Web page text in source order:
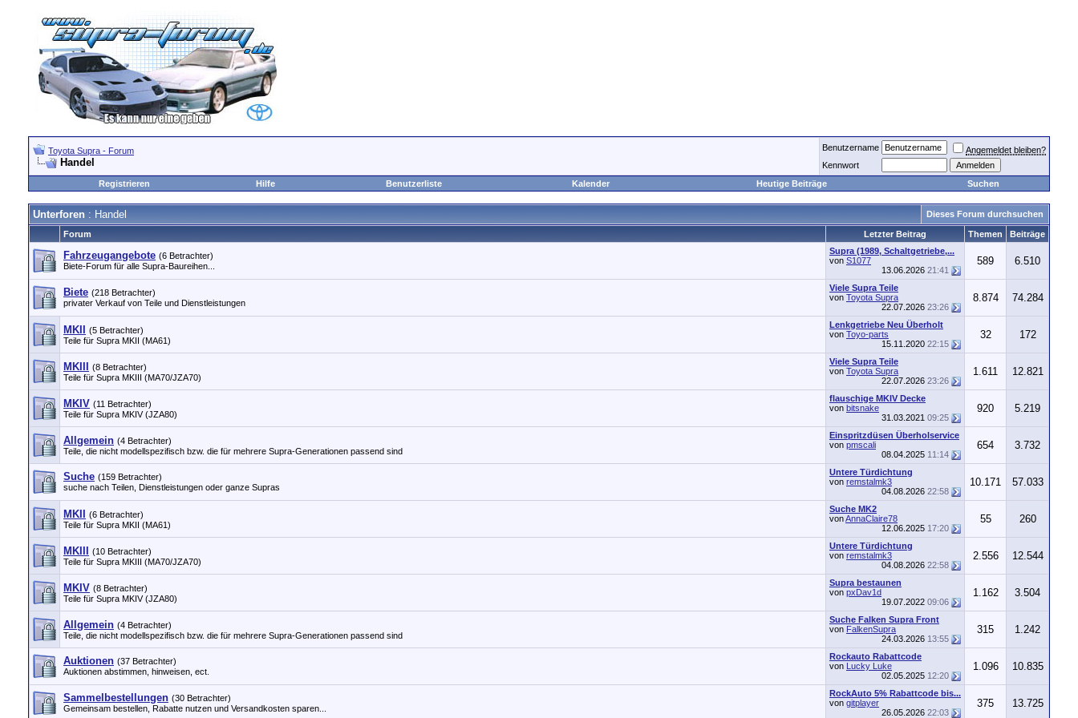
Toyota Supra - Forum
Handel
Benutzername
Angemeldet bleiben?
Kennwort
Registrieren
Hilfe Benutzerliste Kalender Heutige Beiträge Suchen
Unterforen : Handel Dieses Forum durchsuchen
Forum Letzter Beitrag Themen Beiträge
Fahrzeugangebote (6 Betrachter)
Biete-Forum für alle Supra-Baureihen...
Supra (1989, Schaltgetriebe,...
von S1077
13.06.2026 21:41
589 6.510
Biete (218 Betrachter)
privater Verkauf von Teile und Dienstleistungen
Viele Supra Teile
von Toyota Supra
22.07.2026 23:26
8.874 74.284
MKII
(5 Betrachter)
Teile für Supra MKII (MA61)
Lenkgetriebe Neu Überholt
von Toyo-parts
15.11.2020 22:15
32 172
MKIII
(8 Betrachter)
Teile für Supra MKIII (MA70/JZA70)
Viele Supra Teile
von Toyota Supra
22.07.2026 23:26
1.611 12.821
MKIV (11 Betrachter)
Teile für Supra MKIV (JZA80)
flauschige MKIV Decke
von bitsnake
31.03.2021 09:25
920 5.219
Allgemein (4 Betrachter)
Teile, die nicht modellspezifisch bzw. die für mehrere Supra-Generationen passend sind
Einspritzdüsen Überholservice
von pmscali
08.04.2025 11:14
654 3.732
Suche (159 Betrachter)
suche nach Teilen, Dienstleistungen oder ganze Supras
Untere Türdichtung
von remstalmk3
04.08.2026 22:58
10.171 57.033
MKII
(6 Betrachter)
Teile für Supra MKII (MA61)
Suche MK2
vonAnnaClaire78
12.06.2025 17:20
55 260
MKIII
(10 Betrachter)
Teile für Supra MKIII (MA70/JZA70)
Untere Türdichtung
von remstalmk3
04.08.2026 22:58
2.556 12.544
MKIV (8 Betrachter)
Teile für Supra MKIV (JZA80)
Supra bestaunen
von pxDav1d
19.07.2022 09:06
1.162 3.504
Allgemein (4 Betrachter)
Teile, die nicht modellspezifisch bzw. die für mehrere Supra-Generationen passend sind
Suche Falken Supra Front
von FalkenSupra
24.03.2026 13:55
315 1.242
Auktionen (37 Betrachter)
Auktionen abstimmen, hinweisen, ect.
Rockauto Rabattcode
von Lucky Luke
02.05.2025 12:20
1.096 10.835
Sammelbestellungen (30 Betrachter)
Gemeinsam bestellen, Rabatte nutzen und Versandkosten sparen...
RockAuto 5% Rabattcode bis...
von gitplayer
26.05.2026 22:03
375 13.725